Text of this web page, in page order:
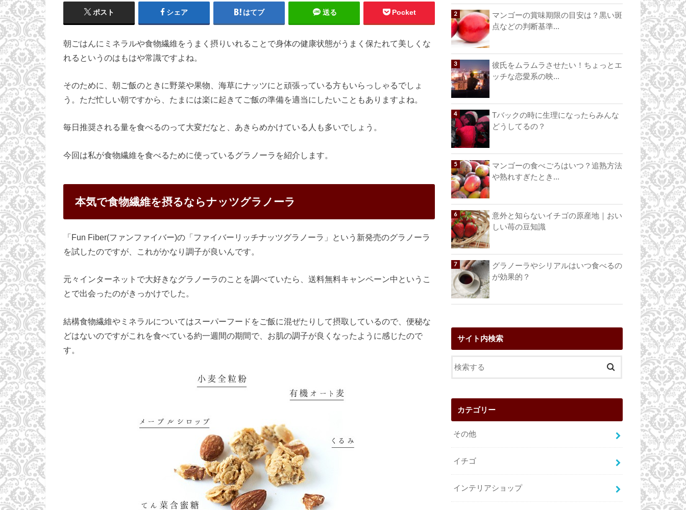
ポスト シェア はてブ 送る Pocket
朝ごはんにミネラルや食物繊維をうまく摂りいれることで身体の健康状態がうまく保たれて美しくな
れるというのはもはや常識ですよね。
そのために、朝ご飯のときに野菜や果物、海草にナッツにと頑張っている方もいらっしゃるでしょ
う。ただ忙しい朝ですから、たまには楽に起きてご飯の準備を適当にしたいこともありますよね。
毎日推奨される量を食べるのって大変だなと、あきらめかけている人も多いでしょう。
今回は私が食物繊維を食べるために使っているグラノーラを紹介します。
本気で食物繊維を摂るならナッツグラノーラ
「Fun Fiber(ファンファイバー)の「ファイバーリッチナッツグラノーラ」という新発売のグラノーラ
を試したのですが、これがかなり調子が良いんです。
元々インターネットで大好きなグラノーラのことを調べていたら、送料無料キャンペーン中というこ
とで出会ったのがきっかけでした。
結構食物繊維やミネラルについてはスーパーフードをご飯に混ぜたりして摂取しているので、便秘な
どはないのですがこれを食べている約一週間の期間で、お肌の調子が良くなったように感じたので
す。
マンゴーの賞味期限の目安は？黒い斑
点などの判断基準...
彼氏をムラムラさせたい！ちょっとエ
ッチな恋愛系の映...
Tバックの時に生理になったらみんな
どうしてるの？
マンゴーの食べごろはいつ？追熟方法
や熟れすぎたとき...
意外と知らないイチゴの原産地｜おい
しい苺の豆知識
グラノーラやシリアルはいつ食べるの
が効果的？
サイト内検索
カテゴリー
その他
イチゴ
インテリアショップ